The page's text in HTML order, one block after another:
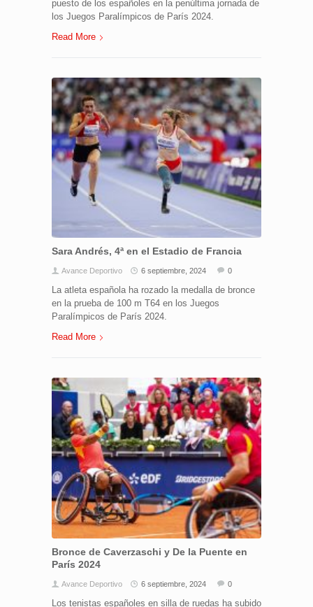
puesto de los españoles en la penúltima jornada de
los Juegos Paralímpicos de París 2024.
Read More
Sara Andrés, 4ª en el Estadio de Francia
Avance Deportivo 6 septiembre, 2024 0
La atleta española ha rozado la medalla de bronce
en la prueba de 100 m T64 en los Juegos
Paralímpicos de París 2024.
Read More
Bronce de Caverzaschi y De la Puente en
París 2024
Avance Deportivo 6 septiembre, 2024 0
Los tenistas españoles en silla de ruedas ha subido